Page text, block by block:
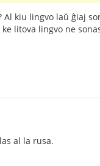
Al kiu lingvo laŭ ĝiaj
litova lingvo ne
al la rusa.